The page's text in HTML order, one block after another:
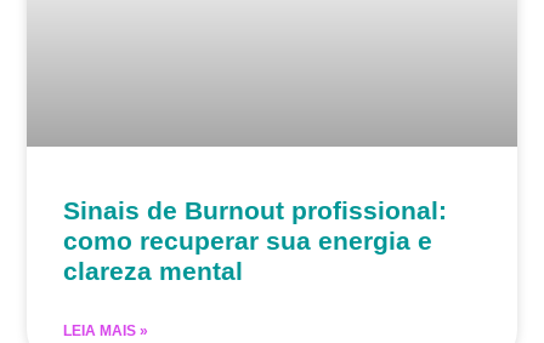
Sinais de Burnout profissional:
como recuperar sua energia e
clareza mental
LEIA MAIS »